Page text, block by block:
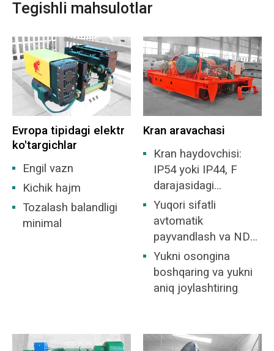
Tegishli mahsulotlar
Evropa tipidagi elektr
ko'targichlar
Engil vazn
Kichik hajm
Tozalash balandligi
minimal
Kran aravachasi
Kran haydovchisi:
IP54 yoki IP44, F
darajasidagi
izolyatsiya
Yuqori sifatli
avtomatik
payvandlash va NDT
tekshiruvi
Yukni osongina
boshqaring va yukni
aniq joylashtiring